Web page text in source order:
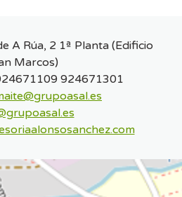
A Rúa, 2 1ª Planta (Edificio
Marcos)
924671301